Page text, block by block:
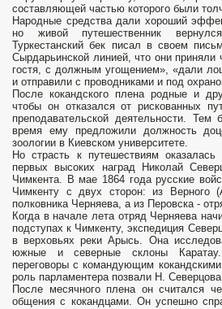
составляющей частью которого были
Народные средства дали хороший
но живой путешественник
Туркестанский бек писал в своем
Сырдарьинской линией, что они приняли
гостя, с должным угощением», «дали
и отправили с проводниками и под
После кокандского плена родные и
чтобы он отказался от рискованных
преподавательской деятельности.
время ему предложили должность
зоологии в Киевском университете.
Но страсть к путешествиям
первых высоких наград Николай
Чимкента. В мае 1864 года русские
Чимкенту с двух сторон: из Верного
полковника Черняева, а из Перовска -
Когда в начале лета отряд Черняева
подступах к Чимкенту, экспедиция
в верховьях реки Арысь. Она
южные и северные склоны
переговоры с командующим
роль парламентера позвали Н.
После месячного плена он считался
общения с кокандцами. Он успешно